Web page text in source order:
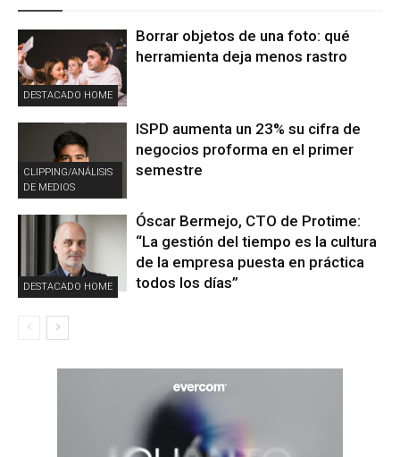
DESTACADO HOME
Borrar objetos de una foto: qué
herramienta deja menos rastro
CLIPPING/ANÁLISIS
DE MEDIOS
ISPD aumenta un 23% su cifra de
negocios proforma en el primer
semestre
DESTACADO HOME
Óscar Bermejo, CTO de Protime:
“La gestión del tiempo es la cultura
de la empresa puesta en práctica
todos los días”